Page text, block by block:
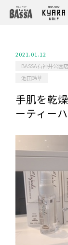
2021.01.12
BASSA石神井公園店
池田玲華
手肌を乾
ーティー